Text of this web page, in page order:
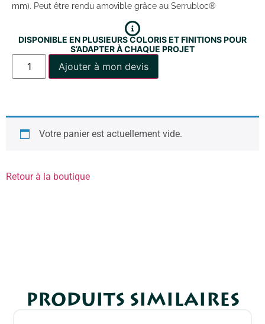
mm). Peut être rendu amovible grâce au Serrubloc®
DISPONIBLE EN PLUSIEURS COLORIS ET FINITIONS POUR
S’ADAPTER À CHAQUE PROJET
Ajouter à mon devis
Votre panier est actuellement vide.
Retour à la boutique
PRODUITS SIMILAIRES